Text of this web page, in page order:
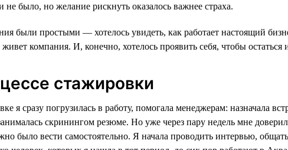
не было, но желание рискнуть оказалось важнее страха.
были простыми — хотелось увидеть, как работает настоящий
компания. И, конечно, хотелось проявить себя, чтобы остаться
стажировки
я сразу погрузилась в работу, помогала менеджерам: назначала
скринингом резюме. Но уже через пару недель мне
было вести самостоятельно. Я начала проводить интервью,